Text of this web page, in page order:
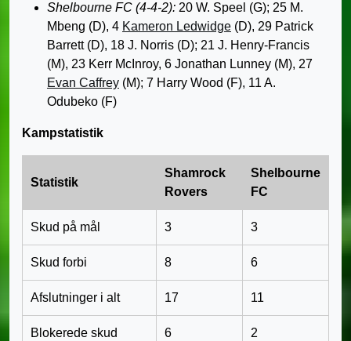
Shelbourne FC (4-4-2): 20 W. Speel (G); 25 M.
Mbeng (D), 4 Kameron Ledwidge (D), 29 Patrick
Barrett (D), 18 J. Norris (D); 21 J. Henry-Francis
(M), 23 Kerr McInroy, 6 Jonathan Lunney (M), 27
Evan Caffrey (M); 7 Harry Wood (F), 11 A.
Odubeko (F)
Kampstatistik
Statistik
Shamrock
Rovers
Shelbourne
FC
Skud på mål 3 3
Skud forbi 8 6
Afslutninger i alt 17 11
Blokerede skud 6 2